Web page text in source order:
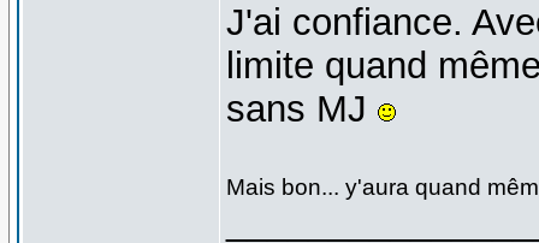
J'ai confiance.
limite quand
sans MJ
Mais bon... y'aura quand